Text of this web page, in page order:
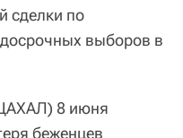
сделки по
выборов в
8 июня
беженцев